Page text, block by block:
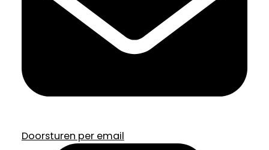
Doorsturen per email